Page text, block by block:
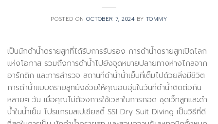
POSTED ONOCTOBER 7, 2024BY TOMMY
เป็นนักดำน้ำดรายสูทที่ได้รับการรับรอง การดำน้ำดรายสูทเปิดโลก
แห่งโอกาส รวมถึงการดำน้ำไปยังจุดหมายปลายทางห่างไกลจาก
อาร์กติก และการสำรวจ สถานที่ดำน้ำน้ำเย็นที่เต็มไปด้วยสิ่งมีชีวิต
การดำน้ำแบบดรายสูทยังช่วยให้คุณอบอุ่นในวันที่ดำน้ำติดต่อกัน
หลายๆ วัน เมื่อคุณไม่ต้องการใช้เวลาในการถอด ชุดเว็ทสูทและดำ
น้ำในน้ำเย็น โปรแกรมสเปเชียลตี้ SSI Dry Suit Diving เป็นวิธีที่ดี